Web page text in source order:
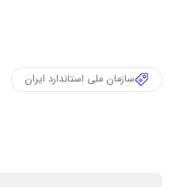
سازمان ملی استاندارد ایران